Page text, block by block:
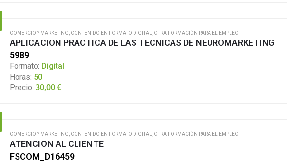
COMERCIO Y MARKETING CONTENIDO EN FORMATO DIGITAL OTRA FORMACIÓN PARA EL EMPLEO
APLICACION PRACTICA DE LAS TECNICAS DE NEUROMARKETING
5989
Formato: Digital
Horas: 50
Precio: 30,00€
COMERCIO Y MARKETING, CONTENIDO EN FORMATO DIGITAL, OTRA FORMACIÓN PARA EL EMPLEO
ATENCION AL CLIENTE
FSCOM_D16459